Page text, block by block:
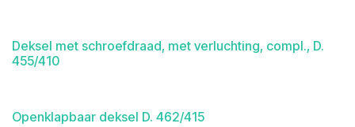
Deksel met schroefdraad, met verluchting, compl., D.
455/410
Openklapbaar deksel D. 462/415